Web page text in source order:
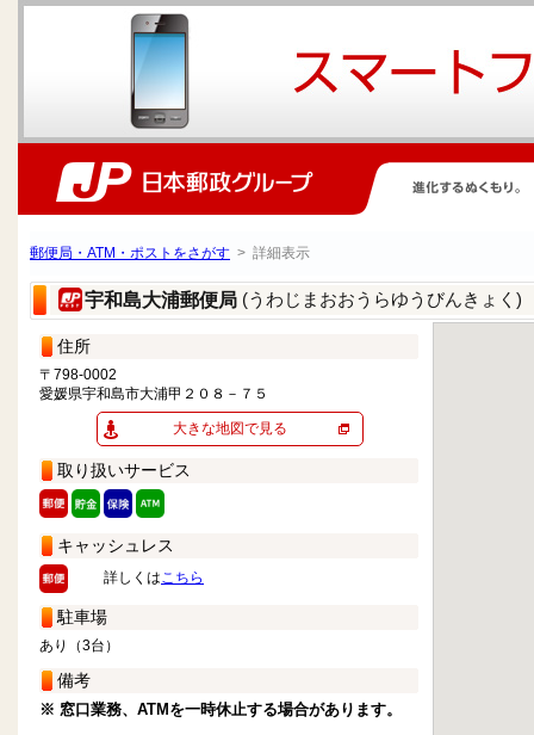
郵便局・ATM・ポストをさがす > 詳細表示
宇和島大浦郵便局 (うわじまおおうらゆうびんきょく)
住所
〒798-0002
愛媛県宇和島市大浦甲２０８－７５
大きな地図で見る
取り扱いサービス
キャッシュレス
詳しくはこちら
駐車場
あり（3台）
備考
※ 窓口業務、ATMを一時休止する場合があります。